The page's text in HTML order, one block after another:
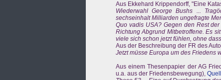
Aus Ekkehard Krippendorff, "Eine
Wiederwahl George Bushs ...
sechseinhalt Milliarden ungefragte
Quo vadis USA? Gegen den Rest
Richtung Abgrund Mitbetroffene. Es
viele sich schon jetzt fühlen, ohne
Aus der Beschreibung der FR des
Jetzt müsse Europa um des Friedens
Aus einem Thesenpapier der AG
u.a. aus der Friedensbewegung),